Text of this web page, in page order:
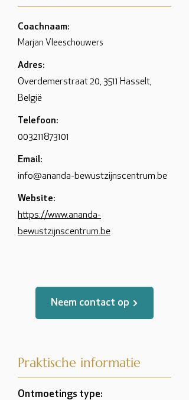
Coachnaam:
Marjan Vleeschouwers
Adres:
Overdemerstraat 20, 3511 Hasselt,
België
Telefoon:
003211873101
Email:
info@ananda-bewustzijnscentrum.be
Website:
https://www.ananda-
bewustzijnscentrum.be
Neem contact op
Praktische informatie
Ontmoetings type: